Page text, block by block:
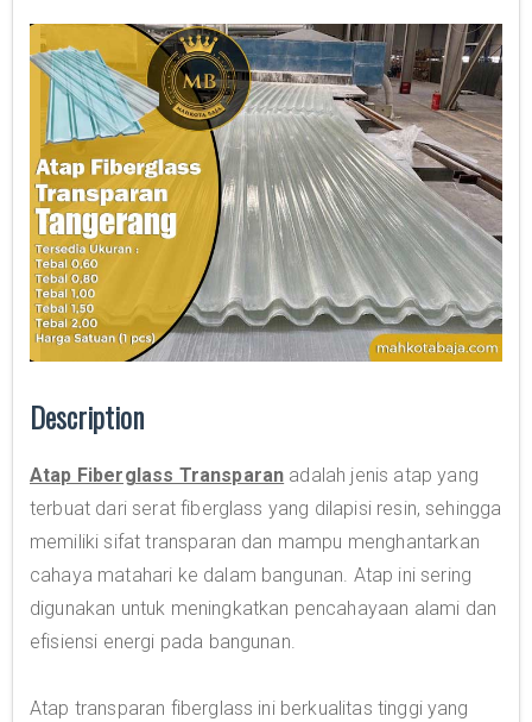
Description
Atap Fiberglass Transparan adalah jenis atap yang
terbuat dari serat fiberglass yang dilapisi resin, sehingga
memiliki sifat transparan dan mampu menghantarkan
cahaya matahari ke dalam bangunan. Atap ini sering
digunakan untuk meningkatkan pencahayaan alami dan
efisiensi energi pada bangunan.
Atap transparan fiberglass ini berkualitas tinggi yang